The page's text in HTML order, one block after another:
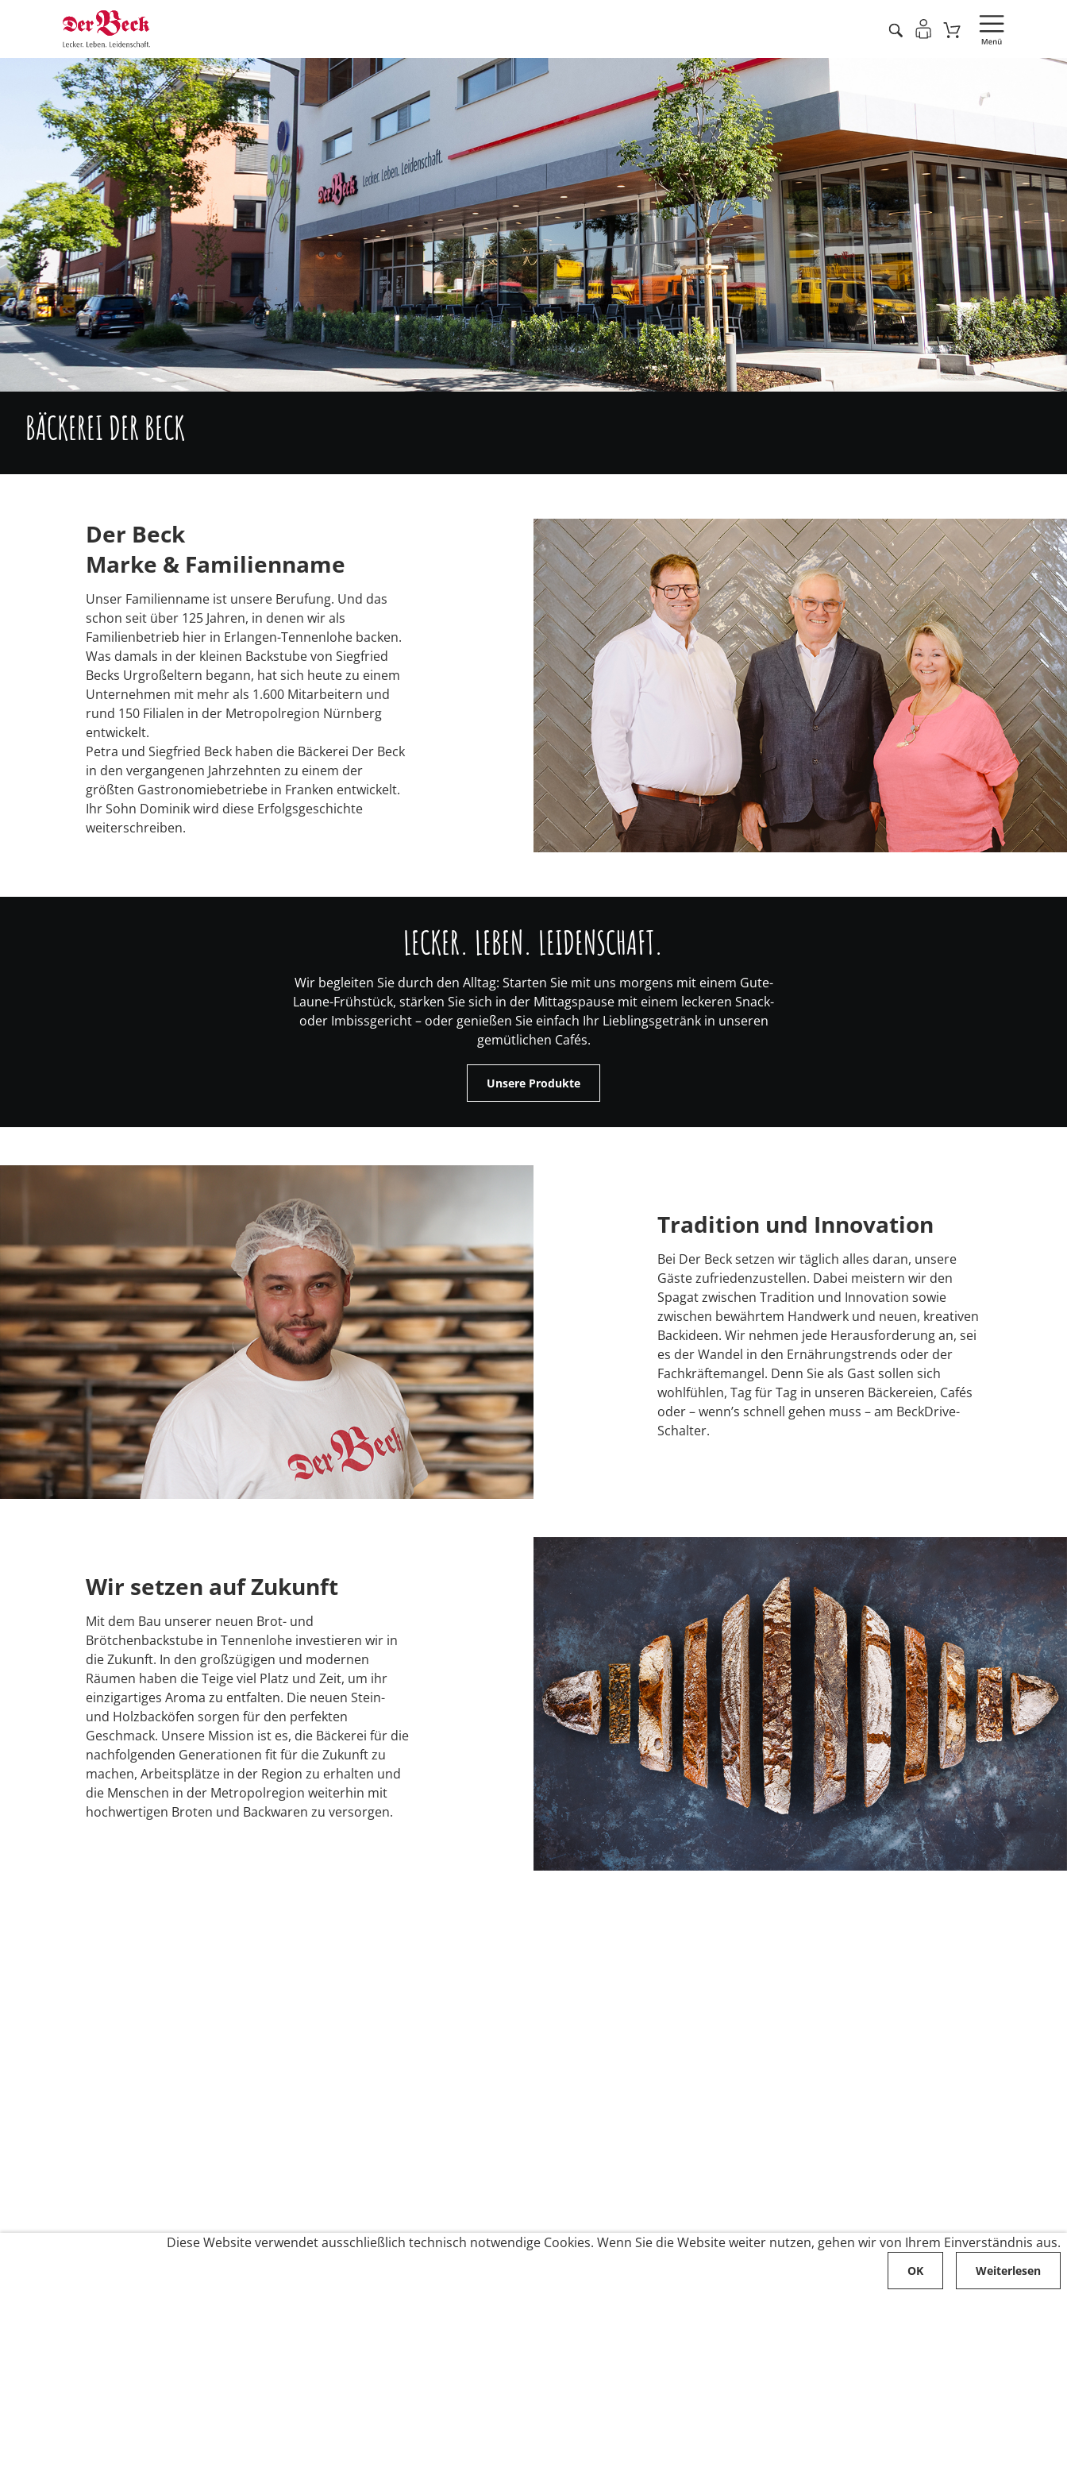
BÄCKEREI DER BECK
Der Beck
Marke & Familienname
Unser Familienname ist unsere Berufung. Und das
schon seit über 125 Jahren, in denen wir als
Familienbetrieb hier in Erlangen-Tennenlohe backen.
Was damals in der kleinen Backstube von Siegfried
Becks Urgroßeltern begann, hat sich heute zu einem
Unternehmen mit mehr als 1.600 Mitarbeitern und
rund 150 Filialen in der Metropolregion Nürnberg
entwickelt.
Petra und Siegfried Beck haben die Bäckerei Der Beck
in den vergangenen Jahrzehnten zu einem der
größten Gastronomiebetriebe in Franken entwickelt.
Ihr Sohn Dominik wird diese Erfolgsgeschichte
weiterschreiben.
LECKER. LEBEN. LEIDENSCHAFT.
Wir begleiten Sie durch den Alltag: Starten Sie mit uns morgens mit einem Gute-
Laune-Frühstück, stärken Sie sich in der Mittagspause mit einem leckeren Snack-
oder Imbissgericht – oder genießen Sie einfach Ihr Lieblingsgetränk in unseren
gemütlichen Cafés.
Unsere Produkte
Tradition und Innovation
Bei Der Beck setzen wir täglich alles daran, unsere
Gäste zufriedenzustellen. Dabei meistern wir den
Spagat zwischen Tradition und Innovation sowie
zwischen bewährtem Handwerk und neuen, kreativen
Backideen. Wir nehmen jede Herausforderung an, sei
es der Wandel in den Ernährungstrends oder der
Fachkräftemangel. Denn Sie als Gast sollen sich
wohlfühlen, Tag für Tag in unseren Bäckereien, Cafés
oder – wenn’s schnell gehen muss – am BeckDrive-
Schalter.
Wir setzen auf Zukunft
Mit dem Bau unserer neuen Brot- und
Brötchenbackstube in Tennenlohe investieren wir in
die Zukunft. In den großzügigen und modernen
Räumen haben die Teige viel Platz und Zeit, um ihr
einzigartiges Aroma zu entfalten. Die neuen Stein-
und Holzbacköfen sorgen für den perfekten
Geschmack. Unsere Mission ist es, die Bäckerei für die
nachfolgenden Generationen fit für die Zukunft zu
machen, Arbeitsplätze in der Region zu erhalten und
die Menschen in der Metropolregion weiterhin mit
hochwertigen Broten und Backwaren zu versorgen.
Diese Website verwendet ausschließlich technisch notwendige Cookies. Wenn Sie die Website weiter nutzen, gehen wir von Ihrem Einverständnis aus.
OK Weiterlesen